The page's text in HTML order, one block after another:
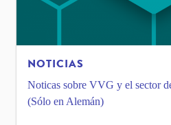
NOTICIAS
Noticas sobre VVG y el sector
(Sólo en Alemán)